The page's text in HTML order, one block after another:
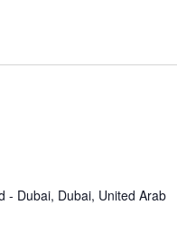
- Dubai, Dubai, United Arab